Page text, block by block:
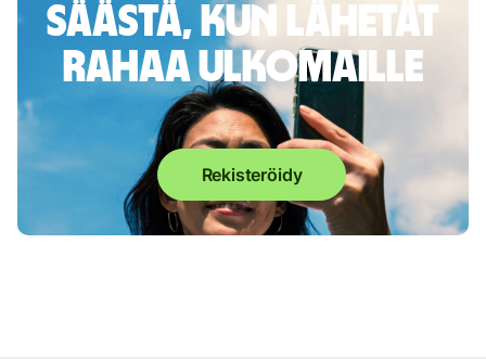
Säästä, kun lähetät
rahaa ulkomaille
Rekisteröidy